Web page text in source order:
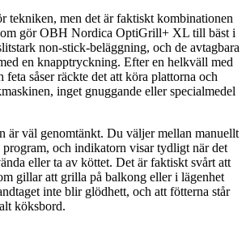
tekniken, men det är faktiskt kombinationen
gör OBH Nordica OptiGrill+ XL till bäst i
non-stick-beläggning, och de avtagbara
en knapptryckning. Efter en helkväll med
såser räckte det att köra plattorna och
inget gnuggande eller specialmedel
är väl genomtänkt. Du väljer mellan manuellt
program, och indikatorn visar tydligt när det
eller ta av köttet. Det är faktiskt svårt att
gillar att grilla på balkong eller i lägenhet
inte blir glödhett, och att fötterna står
köksbord.